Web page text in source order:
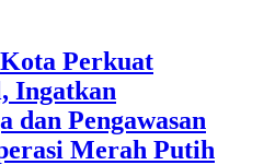
Perkuat
Ingatkan
dan Pengawasan
Merah Putih